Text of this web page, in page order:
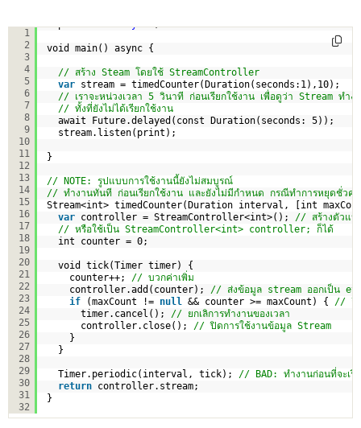
1
2
3
4
5
6
7
8
9
10
11
12
13
14
15
16
17
18
19
20
21
22
23
24
25
26
27
28
29
30
31
32
void main() async {
// สร้าง Steam โดยใช้ StreamController
var stream = timedCounter(Duration(seconds:1),10);
// เราจะหน่วงเวลา 5 วินาที ก่อนเรียกใช้งาน เพื่อดูว่า Stream ทำง
// ทั้งที่ยังไม่ได้เรียกใช้งาน
await Future.delayed(const Duration(seconds: 5));
stream.listen(print);
}
// NOTE: รูปแบบการใช้งานนี้ยังไม่สมบูรณ์
// ทำงานทันที ก่อนเรียกใช้งาน และยังไม่มีกำหนด กรณีทำการหยุดชั่วค
Stream<int> timedCounter(Duration interval, [int
var controller = StreamController<int>(); // สร้างตัวแป
// หรือใช้เป็น StreamController<int> controller; ก็ได้
int counter = 0;
void tick(Timer timer) {
counter++; // บวกค่าเพิ่ม
controller.add(counter); // ส่งข้อมูล stream ออกเป็น
if
(maxCount != null && counter >= maxCount) { // ถึง
timer.cancel(); // ยกเลิการทำงานของเวลา
controller.close(); // ปิดการใช้งานข้อมูล Stream
}
}
Timer.periodic(interval, tick); // BAD: ทำงานก่อนที่จะเรี
return controller.stream;
}